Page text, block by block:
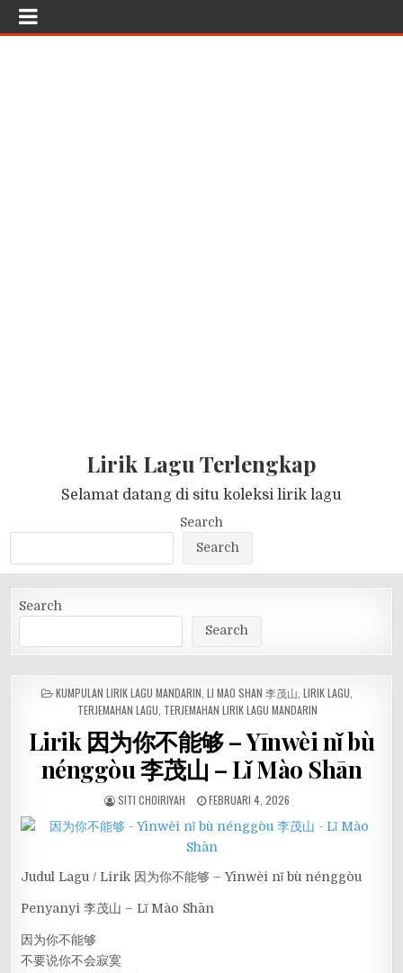
Lirik Lagu Terlengkap
Selamat datang di situ koleksi lirik lagu
Search
Search
Search
Search
POSTED
KUMPULAN LIRIK LAGU MANDARIN LI MAO SHAN 李茂山 LIRIK LAGU
TERJEMAHAN LAGU TERJEMAHAN LIRIK LAGU MANDARIN
Lirik 因为你不能够 – Yīnwèi nǐ bù
nénggòu 李茂山 – Lǐ Mào Shān
SITI CHOIRIYAH FEBRUARI 4, 2026
Judul Lagu / Lirik 因为你不能够 – Yīnwèi nǐ bù nénggòu
Penyanyi 李茂山 – Lǐ Mào Shān
因为你不能够
不要说你不会寂寞